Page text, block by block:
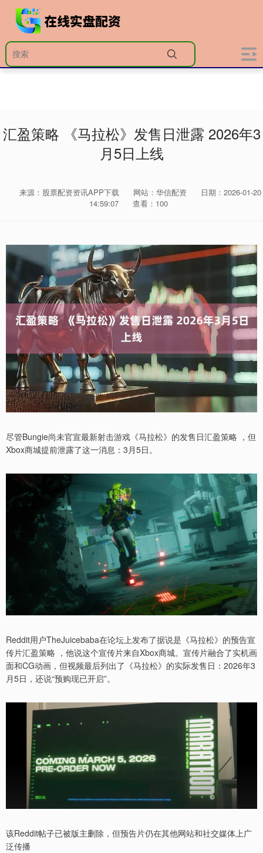
汇盈策略 《马拉松》发售日泄露 2026年3
月5日上线
来源：股票配资资讯APP下载 网站：华信配资
日期：2026-01-20
14:59:07
查看：100
尽管Bungie尚未官宣最新射击游戏《马拉松》的发售日汇盈策略 ，但
Xbox商城提前泄露了这一消息：3月5日。
Reddit用户TheJuicebaba在论坛上发布了据说是《马拉松》的预告宣
传片汇盈策略 ，他说这个宣传片来自Xbox商城。宣传片融合了实机画
面和CG动画，但视频最后列出了《马拉松》的实际发售日：2026年3
月5日，还说“预购现已开启”。
该Reddit帖子已被版主删除，但预告片仍在其他网站和社交媒体上广
泛传播